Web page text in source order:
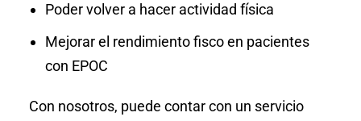
Poder volver a hacer actividad física
Mejorar el rendimiento fisco en pacientes
con EPOC
Con nosotros, puede contar con un servicio